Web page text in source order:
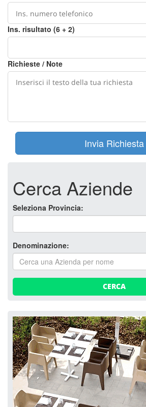
Ins. risultato (6 + 2)
Richieste / Note
Invia Richiesta
Cerca Aziende
Seleziona Provincia:
Denominazione:
CERCA